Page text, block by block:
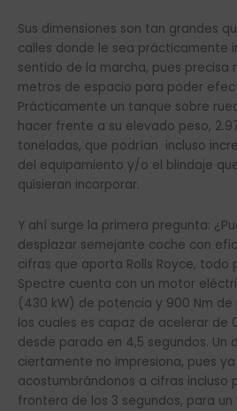
Sus dimensiones son tan grandes
calles donde le sea prácticamente
sentido de la marcha, pues precisa
metros de espacio para poder
Prácticamente un tanque sobre
hacer frente a su elevado peso,
toneladas, que podrían incluso
del equipamiento y/o el blindaje
quisieran incorporar.
Y ahí surge la primera pregunta:
desplazar semejante coche con
cifras que aporta Rolls Royce, todo
Spectre cuenta con un motor
(430 kW) de potencia y 900 Nm
los cuales es capaz de acelerar de
desde parado en 4,5 segundos. Un
ciertamente no impresiona, pues
acostumbrándonos a cifras incluso
frontera de los 3 segundos, para